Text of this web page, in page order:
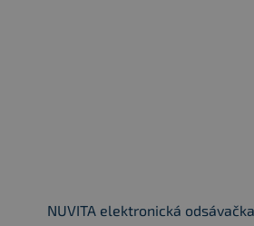
NUVITA elektronická